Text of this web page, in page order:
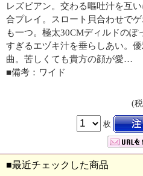
レズビアン。交わる嘔吐汁を互
合プレイ。スロート貝合わせで
も一つ。極太30CMディルドの
すぎるエヅキ汁を垂らしあい。
曲。苦しくても貴方の顔が愛…
■備考：ワイド
(
枚
■最近チェックした商品